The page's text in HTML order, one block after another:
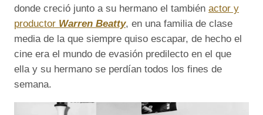
donde creció junto a su hermano el también actor y
productor Warren Beatty, en una familia de clase
media de la que siempre quiso escapar, de hecho el
cine era el mundo de evasión predilecto en el que
ella y su hermano se perdían todos los fines de
semana.